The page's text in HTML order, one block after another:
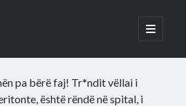
open
primary
pa bërë faj! Tr*ndit vëllai i
është rëndë në spital, i